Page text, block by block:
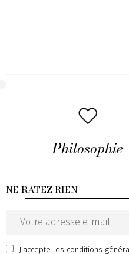
NE RATEZ RIEN
Email
address
J'accepte les conditions
Philosophie